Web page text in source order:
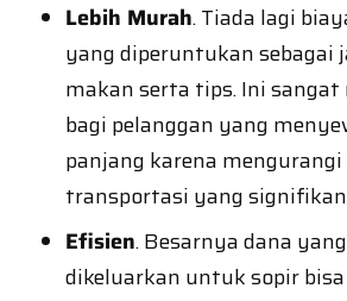
Lebih Murah. Tiada lagi
yang diperuntukan sebagai
makan serta tips. Ini
bagi pelanggan yang
panjang karena
transportasi yang
Efisien. Besarnya dana
dikeluarkan untuk sopir